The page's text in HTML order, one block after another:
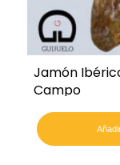
Jamón
Campo